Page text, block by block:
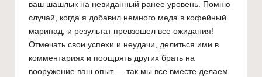
ваш шашлык на невиданный ранее уровень. Помню
случай, когда я добавил немного меда в кофейный
маринад, и результат превзошел все ожидания!
Отмечать свои успехи и неудачи, делиться ими в
комментариях и поощрять других брать на
вооружение ваш опыт — так мы все вместе делаем